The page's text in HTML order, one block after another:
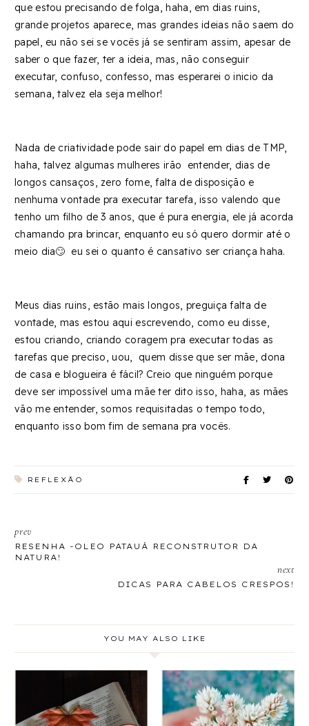
que estou precisando de folga, haha, em dias ruins,
grande projetos aparece, mas grandes ideias não saem do
papel, eu não sei se vocês já se sentiram assim, apesar de
saber o que fazer, ter a ideia, mas, não conseguir
executar, confuso, confesso, mas esperarei o inicio da
semana, talvez ela seja melhor!
Nada de criatividade pode sair do papel em dias de TMP,
haha, talvez algumas mulheres irão entender, dias de
longos cansaços, zero fome, falta de disposição e
nenhuma vontade pra executar tarefa, isso valendo que
tenho um filho de 3 anos, que é pura energia, ele já acorda
chamando pra brincar, enquanto eu só quero dormir até o
meio dia🙄 eu sei o quanto é cansativo ser criança haha.
Meus dias ruins, estão mais longos, preguiça falta de
vontade, mas estou aqui escrevendo, como eu disse,
estou criando, criando coragem pra executar todas as
tarefas que preciso, uou, quem disse que ser mãe, dona
de casa e blogueira é fácil? Creio que ninguém porque
deve ser impossível uma mãe ter dito isso, haha, as mães
vão me entender, somos requisitadas o tempo todo,
enquanto isso bom fim de semana pra vocês.
REFLEXÃO
prev
RESENHA -OLEO PATAUÁ RECONSTRUTOR DA
NATURA!
next
DICAS PARA CABELOS CRESPOS!
YOU MAY ALSO LIKE